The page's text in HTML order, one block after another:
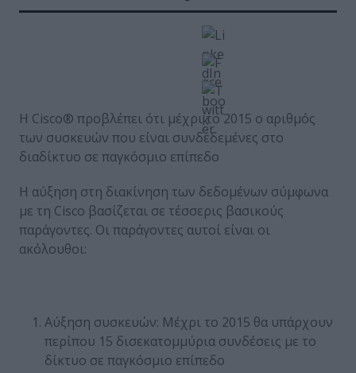
Η Cisco® προβλέπει ότι μέχρι το 2015 ο αριθμός
των συσκευών που είναι συνδεδεμένες στο
διαδίκτυο σε παγκόσμιο επίπεδο
Η αύξηση στη διακίνηση των δεδομένων σύμφωνα
με τη Cisco βασίζεται σε τέσσερις βασικούς
παράγοντες. Οι παράγοντες αυτοί είναι οι
ακόλουθοι:
Αύξηση συσκευών: Μέχρι το 2015 θα υπάρχουν
περίπου 15 δισεκατομμύρια συνδέσεις με το
δίκτυο σε παγκόσμιο επίπεδο